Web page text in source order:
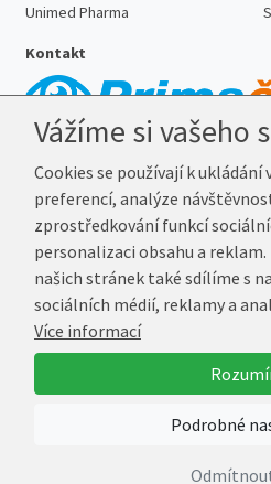
Unimed Pharma
Kontakt
E-mail:info@prima-cocky.cz
Reklamační adresa
Andrea Votavová
Revoluční 1017
290 01 Poděbrady
© 2026 Prima-
VytvořilMarek
Vážíme si vašeho
Cookies se používají k ukládání
preferencí, analýze
zprostředkování funkcí
personalizaci obsahu a
našich stránek také sdílíme s
sociálních médií, reklamy a
Více informací
Podrobné